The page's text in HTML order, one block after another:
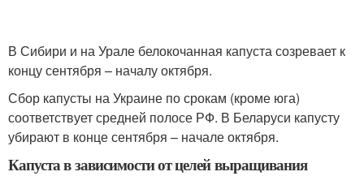
В Сибири и на Урале белокочанная капуста созревает к
концу сентября – началу октября.
Сбор капусты на Украине по срокам (кроме юга)
соответствует средней полосе РФ. В Беларуси капусту
убирают в конце сентября – начале октября.
Капуста в зависимости от целей выращивания